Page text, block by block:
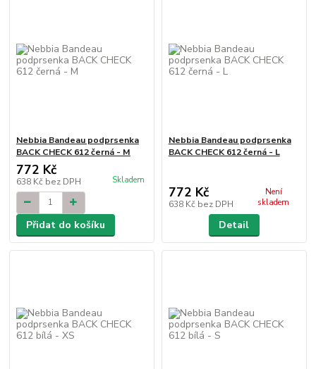
Nebbia Bandeau podprsenka
BACK CHECK 612 černá - M
772 Kč
638 Kč bez DPH Skladem
Přidat do košíku
Nebbia Bandeau podprsenka
BACK CHECK 612 černá - L
772 Kč
638 Kč bez DPH
Není
skladem
Detail